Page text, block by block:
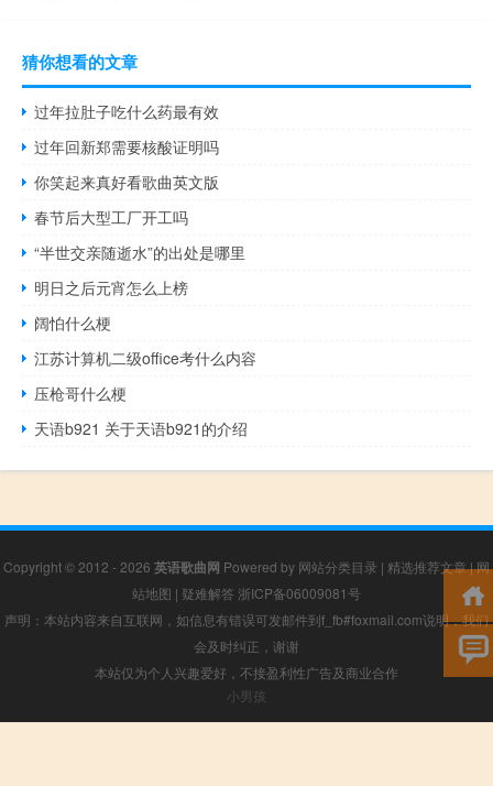
猜你想看的文章
过年拉肚子吃什么药最有效
过年回新郑需要核酸证明吗
你笑起来真好看歌曲英文版
春节后大型工厂开工吗
“半世交亲随逝水”的出处是哪里
明日之后元宵怎么上榜
阔怕什么梗
江苏计算机二级office考什么内容
压枪哥什么梗
天语b921 关于天语b921的介绍
Copyright © 2012 - 2026 英语歌曲网 Powered by 网站分类目录 | 精选推荐文章|网
站地图 | 疑难解答 浙ICP备06009081号
声明：本站内容来自互联网，如信息有错误可发邮件到f_fb#foxmail.com说明，我们
会及时纠正，谢谢
本站仅为个人兴趣爱好，不接盈利性广告及商业合作
小男孩